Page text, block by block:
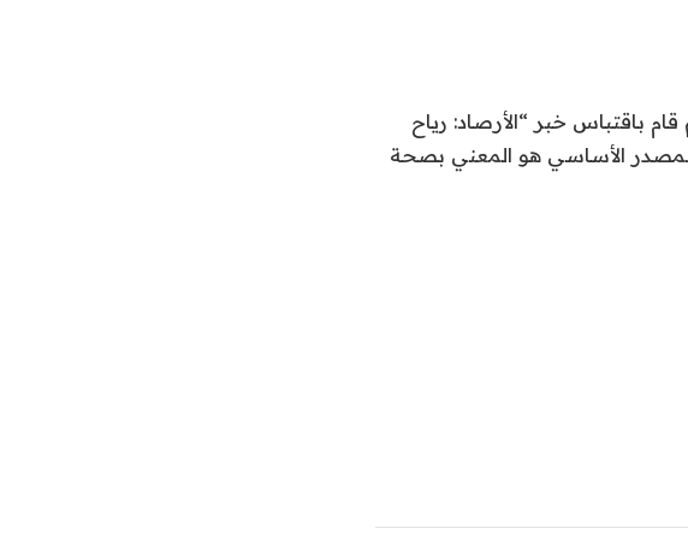
باقتباس خبر “الأرصاد: رياح
الأساسي هو المعني بصحة